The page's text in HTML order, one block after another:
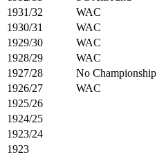
1931/32
WAC
1930/31
WAC
1929/30
WAC
1928/29
WAC
1927/28
No Championship
1926/27
WAC
1925/26
1924/25
1923/24
1923